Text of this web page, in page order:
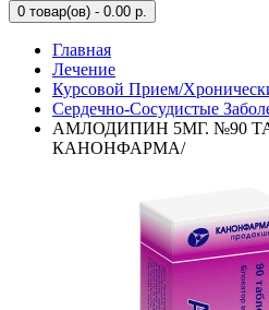
0 товар(ов) - 0.00 р.
Главная
Лечение
Курсовой Прием/
Сердечно-Сосудистые
АМЛОДИПИН 5МГ. №90
КАНОНФАРМА/